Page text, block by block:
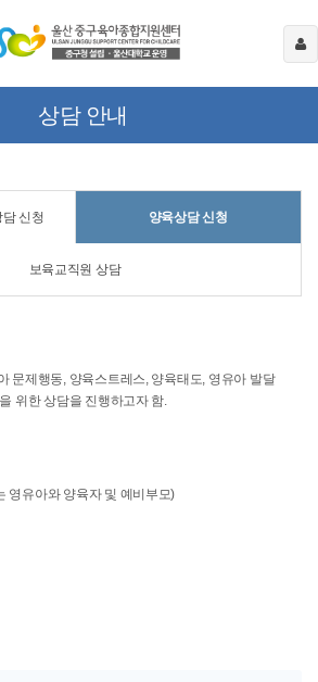
상담 안내
신청 양육상담 신청
보육교직원 상담
문제행동, 양육스트레스, 양육태도, 영유아 발달
위한 상담을 진행하고자 함.
영유아와 양육자 및 예비부모)